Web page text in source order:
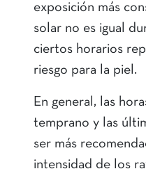
exposición más
solar no es igual
ciertos horarios
riesgo para la piel.
En general, las
temprano y las
ser más
intensidad de los